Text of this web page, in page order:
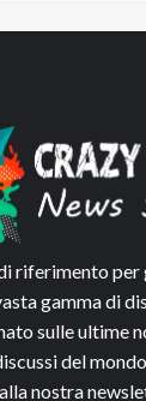
riferimento
gamma di
sulle ultime
del
nostra